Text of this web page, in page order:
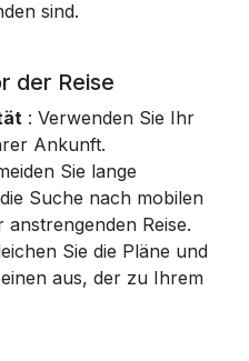
sind.
der Reise
: Verwenden Sie Ihr
Ankunft.
Sie lange
Suche nach mobilen
Reise.
Sie die Pläne und
aus, der zu Ihrem